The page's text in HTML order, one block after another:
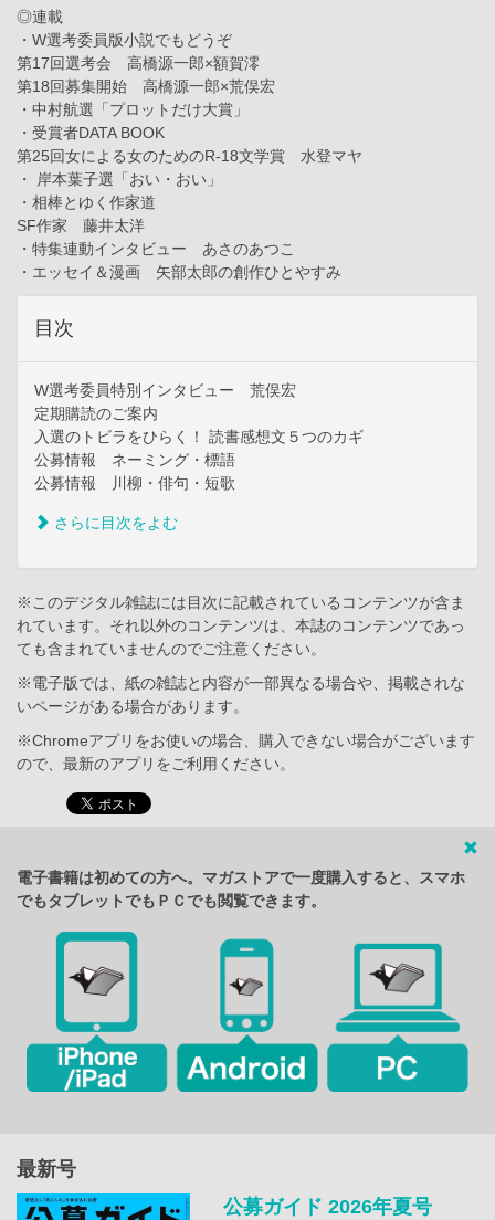
◎連載
・W選考委員版小説でもどうぞ
第17回選考会 高橋源一郎×額賀澪
第18回募集開始 高橋源一郎×荒俣宏
・中村航選「プロットだけ大賞」
・受賞者DATA BOOK
第25回女による女のためのR-18文学賞 水登マヤ
・ 岸本葉子選「おい・おい」
・相棒とゆく作家道
SF作家 藤井太洋
・特集連動インタビュー あさのあつこ
・エッセイ＆漫画 矢部太郎の創作ひとやすみ
目次
W選考委員特別インタビュー 荒俣宏
定期購読のご案内
入選のトビラをひらく！ 読書感想文５つのカギ
公募情報 ネーミング・標語
公募情報 川柳・俳句・短歌
さらに目次をよむ
※このデジタル雑誌には目次に記載されているコンテンツが含ま
れています。それ以外のコンテンツは、本誌のコンテンツであっ
ても含まれていませんのでご注意ください。
※電子版では、紙の雑誌と内容が一部異なる場合や、掲載されな
いページがある場合があります。
※Chromeアプリをお使いの場合、購入できない場合がございます
ので、最新のアプリをご利用ください。
電子書籍は初めての方へ。マガストアで一度購入すると、スマホ
でもタブレットでもＰＣでも閲覧できます。
最新号
公募ガイド 2026年夏号